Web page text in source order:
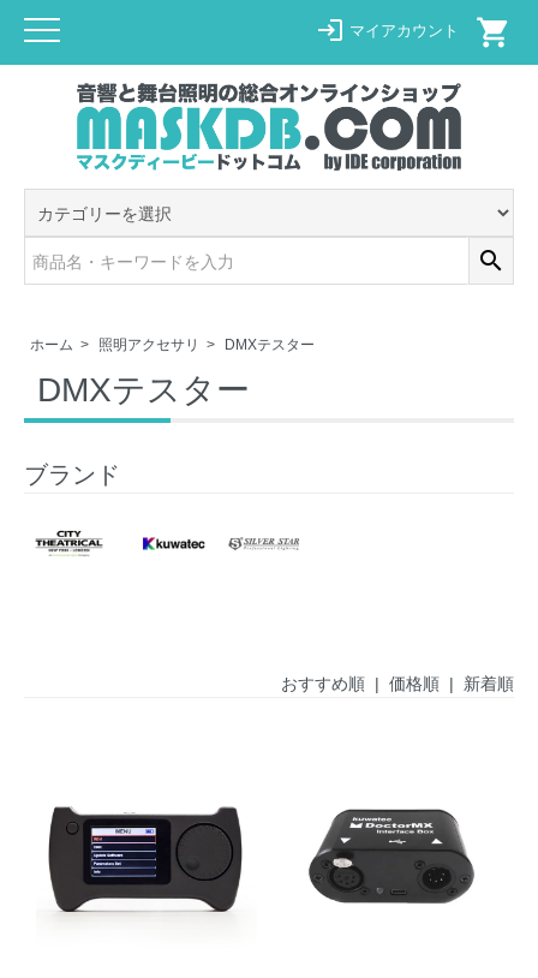
login マイアカウント shopping_cart
search
ホーム > 照明アクセサリ > DMXテスター
DMXテスター
ブランド
おすすめ順 | 価格順 | 新着順